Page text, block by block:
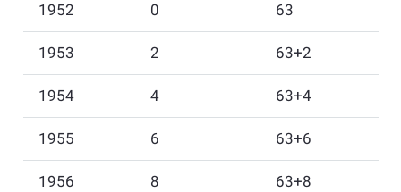
1952 0 63
1953 2 63+2
1954 4 63+4
1955 6 63+6
1956 8 63+8